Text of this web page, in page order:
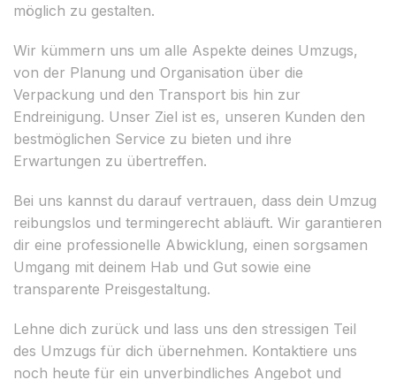
möglich zu gestalten.
Wir kümmern uns um alle Aspekte deines Umzugs,
von der Planung und Organisation über die
Verpackung und den Transport bis hin zur
Endreinigung. Unser Ziel ist es, unseren Kunden den
bestmöglichen Service zu bieten und ihre
Erwartungen zu übertreffen.
Bei uns kannst du darauf vertrauen, dass dein Umzug
reibungslos und termingerecht abläuft. Wir garantieren
dir eine professionelle Abwicklung, einen sorgsamen
Umgang mit deinem Hab und Gut sowie eine
transparente Preisgestaltung.
Lehne dich zurück und lass uns den stressigen Teil
des Umzugs für dich übernehmen. Kontaktiere uns
noch heute für ein unverbindliches Angebot und